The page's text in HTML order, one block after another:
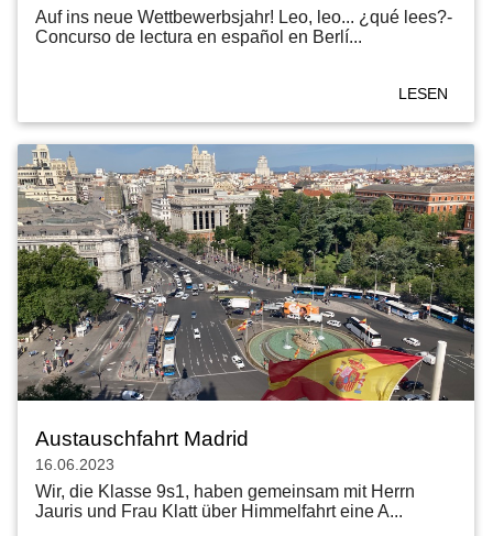
Auf ins neue Wettbewerbsjahr! Leo, leo... ¿qué lees?-
Concurso de lectura en español en Berlí...
LESEN
Austauschfahrt Madrid
16.06.2023
Wir, die Klasse 9s1, haben gemeinsam mit Herrn
Jauris und Frau Klatt über Himmelfahrt eine A...